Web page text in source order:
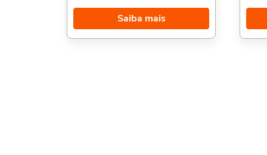
fundamentalista e técnica, estudos de
caso e muito mais.Além disso temos
Saiba mais
CPF